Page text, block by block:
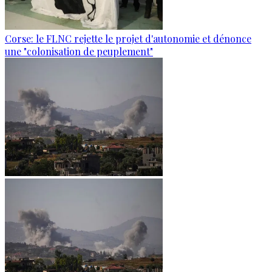
Corse: le FLNC rejette le projet d'autonomie et dénonce
une "colonisation de peuplement"